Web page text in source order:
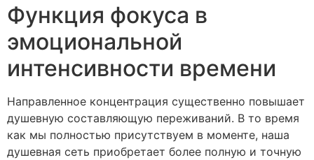
Функция фокуса в
эмоциональной
интенсивности времени
Направленное концентрация существенно повышает
душевную составляющую переживаний. В то время
как мы полностью присутствуем в моменте, наша
душевная сеть приобретает более полную и точную